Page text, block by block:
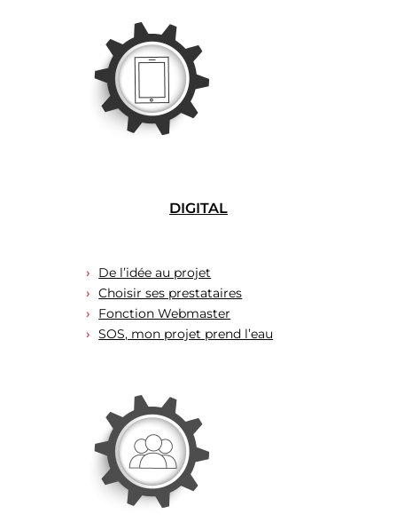
DIGITAL
De l’idée au projet
Choisir ses prestataires
Fonction Webmaster
SOS, mon projet prend l’eau